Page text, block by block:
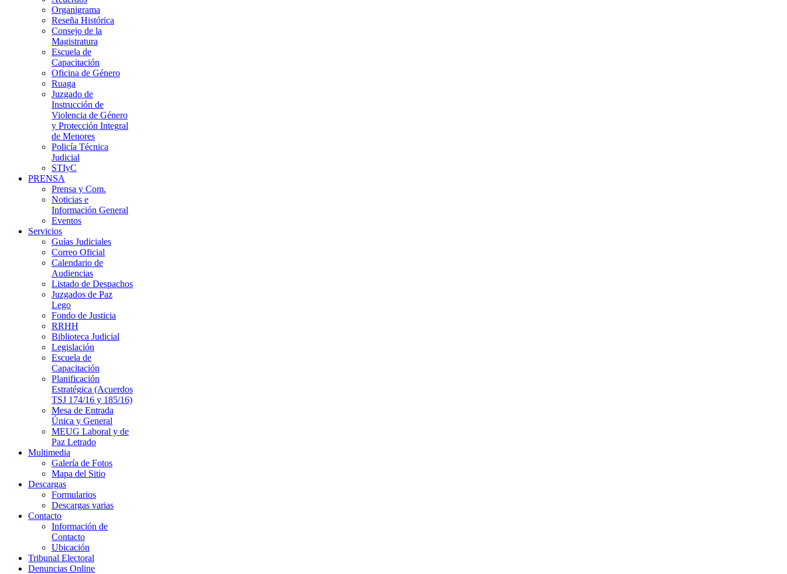
Organigrama
Reseña Histórica
Consejo de la
Magistratura
Escuela de
Capacitación
Oficina de Género
Ruaga
Juzgado de
Instrucción de
Violencia de Género
y Protección Integral
de Menores
Policía Técnica
Judicial
STIyC
PRENSA
Prensa y Com.
Noticias e
Información General
Eventos
Servicios
Guías Judiciales
Correo Oficial
Calendario de
Audiencias
Listado de Despachos
Juzgados de Paz
Lego
Fondo de Justicia
RRHH
Biblioteca Judicial
Legislación
Escuela de
Capacitación
Planificación
Estratégica (Acuerdos
TSJ 174/16 y 185/16)
Mesa de Entrada
Única y General
MEUG Laboral y de
Paz Letrado
Multimedia
Galería de Fotos
Mapa del Sitio
Descargas
Formularios
Descargas varias
Contacto
Información de
Contacto
Ubicación
Tribunal Electoral
Denuncias Online